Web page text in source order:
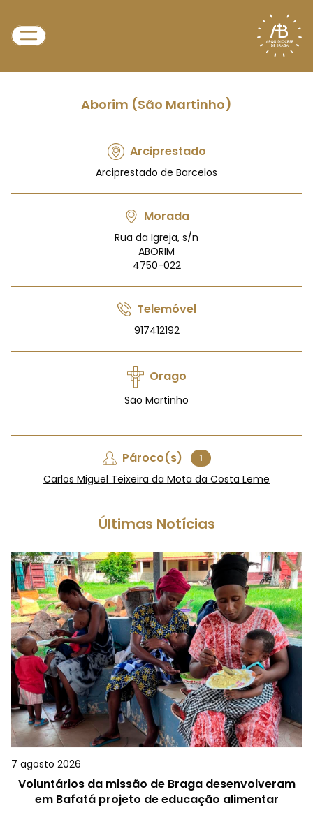
Aborim (São Martinho)
Arciprestado
Arciprestado de Barcelos
Morada
Rua da Igreja, s/n
ABORIM
4750-022
Telemóvel
917412192
Orago
São Martinho
Pároco(s) 1
Carlos Miguel Teixeira da Mota da Costa Leme
Últimas Notícias
7 agosto 2026
Voluntários da missão de Braga desenvolveram
em Bafatá projeto de educação alimentar